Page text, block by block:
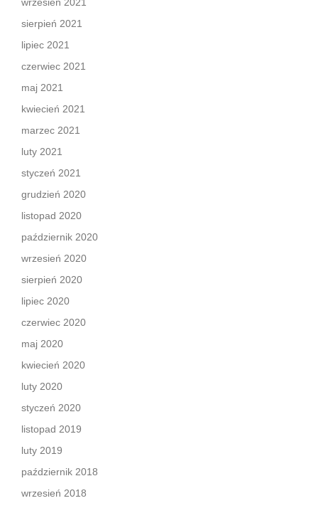
sierpień 2021
lipiec 2021
czerwiec 2021
maj 2021
kwiecień 2021
marzec 2021
luty 2021
styczeń 2021
grudzień 2020
listopad 2020
październik 2020
wrzesień 2020
sierpień 2020
lipiec 2020
czerwiec 2020
maj 2020
kwiecień 2020
luty 2020
styczeń 2020
listopad 2019
luty 2019
październik 2018
wrzesień 2018